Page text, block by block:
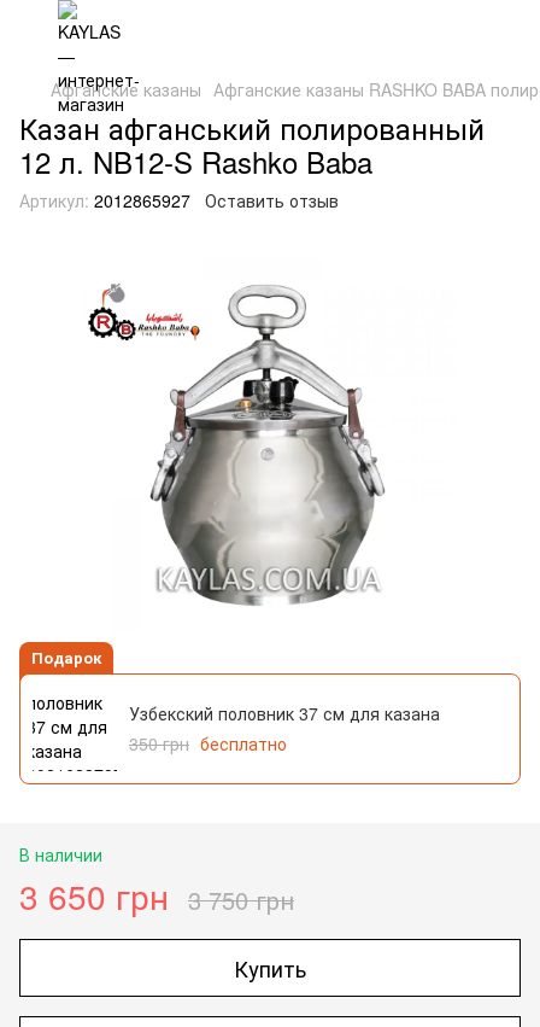
Афганские казаны Афганские казаны RASHKO BABA
Казан афганський полированный
12 л. NB12-S Rashko Baba
Артикул: 2012865927 Оставить отзыв
Подарок
Узбекский половник 37 см для казана
350 грн бесплатно
В наличии
3 650 грн 3 750 грн
Купить